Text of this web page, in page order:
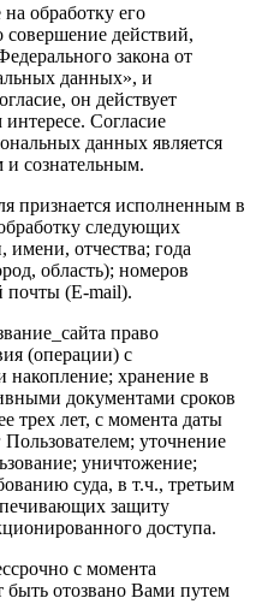
на обработку его
действий,
закона от
данных», и
он действует
Согласие
данных является
сознательным.
признается исполненным в
следующих
отчества; года
область); номеров
почты (E-mail).
право
(операции) с
хранение в
документами сроков
трех лет, с момента даты
уточнение
уничтожение;
суда, в т.ч., третьим
защиту
доступа.
с момента
отозвано Вами путем